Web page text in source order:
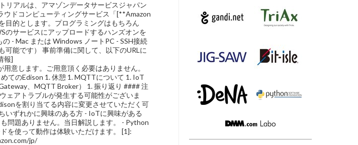
アルは、アマゾンデータサービスジャパン
ドコンピューティングサービス「[**Amazon
目的とします。プログラミングはもちろん
のサービスにアップロードするハンズオンを
- Mac または Windows ノートPC - SSH接続
可能です） 事前準備に関して、以下のURLに
報]
意します。ご用意頂く必要はありません。
てのEdison 1. 休憩 1. MQTTについて 1. IoT
、MQTT Broker） 1. 振り返り #### 注
ェアトラブルが発生する可能性がございま
を割り当てる内容に変更させていただく可
いずれかに興味のある方 - IoTに興味がある
問題ありません。当日解説します。 - Python
を使って動作は体験いただけます。 [1]:
jp/